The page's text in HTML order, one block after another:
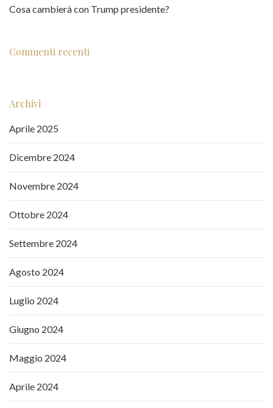
Cosa cambierà con Trump presidente?
Commenti recenti
Archivi
Aprile 2025
Dicembre 2024
Novembre 2024
Ottobre 2024
Settembre 2024
Agosto 2024
Luglio 2024
Giugno 2024
Maggio 2024
Aprile 2024